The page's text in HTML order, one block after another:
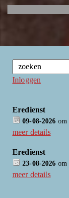
Inloggen
Eredienst
09-08-2026 om
meer details
Eredienst
23-08-2026 om
meer details